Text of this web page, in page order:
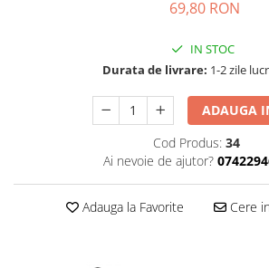
69,80 RON
IN STOC
Durata de livrare: 1-2 zile
ADAUGA
Cod Produs: 34
Ai nevoie de ajutor?
Adauga la Favorite Cere